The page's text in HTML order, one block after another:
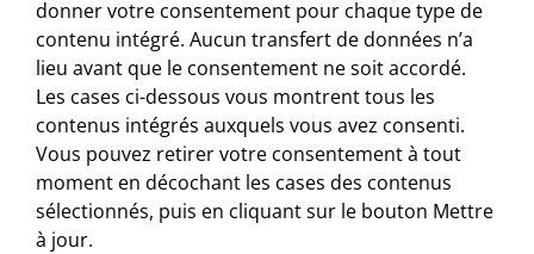
donner votre consentement pour chaque type de
contenu intégré. Aucun transfert de données n’a
lieu avant que le consentement ne soit accordé.
Les cases ci-dessous vous montrent tous les
contenus intégrés auxquels vous avez consenti.
Vous pouvez retirer votre consentement à tout
moment en décochant les cases des contenus
sélectionnés, puis en cliquant sur le bouton Mettre
à jour.